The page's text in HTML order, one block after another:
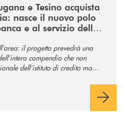
e Tesino acquista
nasce il nuovo polo
e al servizio della
il progetto prevedrà una
compendio che non
dell’istituto di credito ma